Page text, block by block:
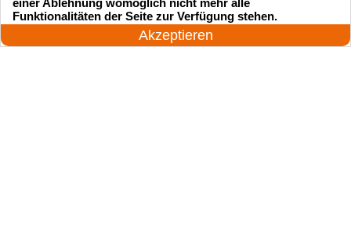
Startseite Einsatzgebiete
Preise
24 Stunden am Tag
Akzeptieren
einer Ablehnung womöglich nicht mehr alle
Funktionalitäten der Seite zur Verfügung stehen.